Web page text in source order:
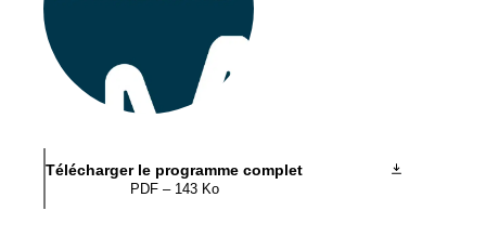
Télécharger le programme complet
PDF – 143 Ko